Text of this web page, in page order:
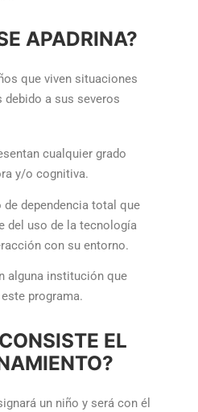
APADRINA?
que viven situaciones
a sus severos
cualquier grado
y/o cognitiva.
dependencia total que
del uso de la tecnología
con su entorno.
alguna institución que
programa.
EL
un niño y será con él